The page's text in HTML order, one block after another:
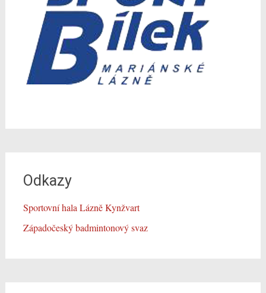
Odkazy
Sportovní hala Lázně Kynžvart
Západočeský badmintonový svaz